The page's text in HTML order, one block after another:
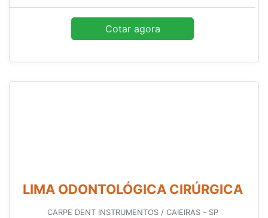
Cotar agora
LIMA ODONTOLÓGICA CIRÚRGICA
CARPE DENT INSTRUMENTOS / CAIEIRAS - SP